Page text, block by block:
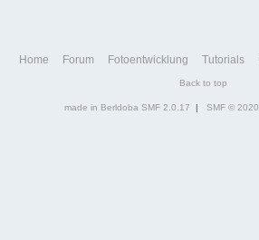
Home Forum Fotoentwicklung Tutorials
Back to top
made in Berldoba SMF 2.0.17 | SMF © 2020